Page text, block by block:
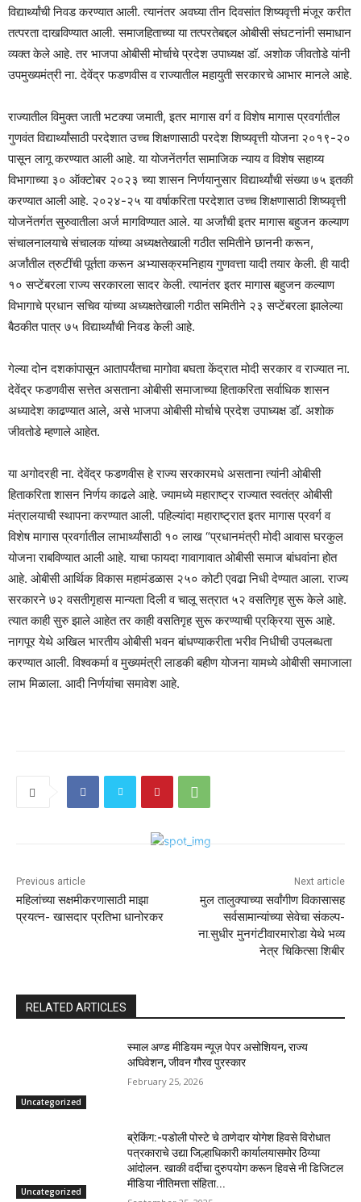
विद्यार्थ्यांची निवड करण्यात आली. त्यानंतर अवघ्या तीन दिवसांत शिष्यवृत्ती मंजूर करीत
तत्परता दाखविण्यात आली. समाजहिताच्या या तत्परतेबद्दल ओबीसी संघटनांनी समाधान
व्यक्त केले आहे. तर भाजपा ओबीसी मोर्चाचे प्रदेश उपाध्यक्ष डॉ. अशोक जीवतोडे यांनी
उपमुख्यमंत्री ना. देवेंद्र फडणवीस व राज्यातील महायुती सरकारचे आभार मानले आहे.
राज्यातील विमुक्त जाती भटक्या जमाती, इतर मागास वर्ग व विशेष मागास प्रवर्गातील
गुणवंत विद्यार्थ्यांसाठी परदेशात उच्च शिक्षणासाठी परदेश शिष्यवृत्ती योजना २०१९-२०
पासून लागू करण्यात आली आहे. या योजनेंतर्गत सामाजिक न्याय व विशेष सहाय्य
विभागाच्या ३० ऑक्टोबर २०२३ च्या शासन निर्णयानुसार विद्यार्थ्यांची संख्या ७५ इतकी
करण्यात आली आहे. २०२४-२५ या वर्षाकरिता परदेशात उच्च शिक्षणासाठी शिष्यवृत्ती
योजनेंतर्गत सुरुवातीला अर्ज मागविण्यात आले. या अर्जांची इतर मागास बहुजन कल्याण
संचालनालयाचे संचालक यांच्या अध्यक्षतेखाली गठीत समितीने छाननी करून,
अर्जांतील त्रुटींची पूर्तता करून अभ्यासक्रमनिहाय गुणवत्ता यादी तयार केली. ही यादी
१० सप्टेंबरला राज्य सरकारला सादर केली. त्यानंतर इतर मागास बहुजन कल्याण
विभागाचे प्रधान सचिव यांच्या अध्यक्षतेखाली गठीत समितीने २३ सप्टेंबरला झालेल्या
बैठकीत पात्र ७५ विद्यार्थ्यांची निवड केली आहे.
गेल्या दोन दशकांपासून आतापर्यंतचा मागोवा बघता केंद्रात मोदी सरकार व राज्यात ना.
देवेंद्र फडणवीस सत्तेत असताना ओबीसी समाजाच्या हिताकरिता सर्वाधिक शासन
अध्यादेश काढण्यात आले, असे भाजपा ओबीसी मोर्चाचे प्रदेश उपाध्यक्ष डॉ. अशोक
जीवतोडे म्हणाले आहेत.
या अगोदरही ना. देवेंद्र फडणवीस हे राज्य सरकारमधे असताना त्यांनी ओबीसी
हिताकरिता शासन निर्णय काढले आहे. ज्यामध्ये महाराष्ट्र राज्यात स्वतंत्र ओबीसी
मंत्रालयाची स्थापना करण्यात आली. पहिल्यांदा महाराष्ट्रात इतर मागास प्रवर्ग व
विशेष मागास प्रवर्गातील लाभार्थ्यांसाठी १० लाख “प्रधानमंत्री मोदी आवास घरकुल
योजना राबविण्यात आली आहे. याचा फायदा गावागावात ओबीसी समाज बांधवांना होत
आहे. ओबीसी आर्थिक विकास महामंडळास २५० कोटी एवढा निधी देण्यात आला. राज्य
सरकारने ७२ वसतीगृहास मान्यता दिली व चालू सत्रात ५२ वसतिगृह सुरू केले आहे.
त्यात काही सुरु झाले आहेत तर काही वसतिगृह सुरू करण्याची प्रक्रिया सुरू आहे.
नागपूर येथे अखिल भारतीय ओबीसी भवन बांधण्याकरीता भरीव निधीची उपलब्धता
करण्यात आली. विश्वकर्मा व मुख्यमंत्री लाडकी बहीण योजना यामध्ये ओबीसी समाजाला
लाभ मिळाला. आदी निर्णयांचा समावेश आहे.
Previous article
महिलांच्या सक्षमीकरणासाठी माझा
प्रयत्न- खासदार प्रतिभा धानोरकर
Next article
मुल तालुक्याच्या सर्वांगीण विकासासह
सर्वसामान्यांच्या सेवेचा संकल्प-
ना.सुधीर मुनगंटीवारमारोडा येथे भव्य
नेत्र चिकित्सा शिबीर
RELATED ARTICLES
Uncategorized
स्माल अण्ड मीडियम न्यूज़ पेपर असोशियन, राज्य
अघिवेशन, जीवन गौरव पुरस्कार
February 25, 2026
Uncategorized
ब्रेकिंग:-पडोली पोस्टे चे ठाणेदार योगेश हिवसे विरोधात
पत्रकाराचे उद्या जिल्हाधिकारी कार्यालयासमोर ठिय्या
आंदोलन. खाकी वर्दीचा दुरुपयोग करून हिवसे नी डिजिटल
मीडिया नीतिमत्ता संहिता...